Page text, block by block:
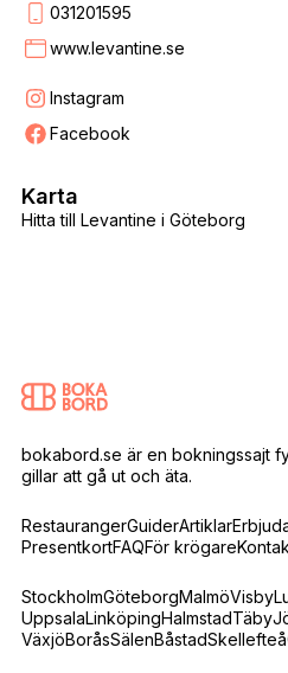
031201595
www.levantine.se
Instagram
Facebook
Hitta till Levantine i Göteborg
Karta
bokabord.se är en bokningssajt
gillar att gå ut och äta.
RestaurangerGuiderArtiklar
PresentkortFAQFör krögare
StockholmGöteborgMalmöVisby
UppsalaLinköpingHalmstadTäby
VäxjöBoråsSälenBåstadSkellefteå